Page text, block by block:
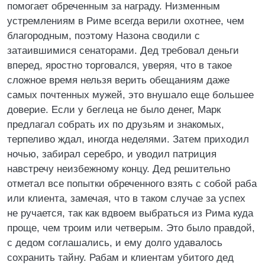
помогает обреченным за награду. Низменным
устремлениям в Риме всегда верили охотнее, чем
благородным, поэтому Назона сводили с
затаившимися сенаторами. Дед требовал деньги
вперед, яростно торговался, уверяя, что в такое
сложное время нельзя верить обещаниям даже
самых почтенных мужей, это внушало еще большее
доверие. Если у беглеца не было денег, Марк
предлагал собрать их по друзьям и знакомых,
терпеливо ждал, иногда неделями. Затем приходил
ночью, забирал серебро, и уводил патриция
навстречу неизбежному концу. Дед решительно
отметал все попытки обреченного взять с собой раба
или клиента, замечая, что в таком случае за успех
не ручается, так как вдвоем выбраться из Рима куда
проще, чем троим или четверым. Это было правдой,
с дедом соглашались, и ему долго удавалось
сохранить тайну. Рабам и клиентам убитого дед